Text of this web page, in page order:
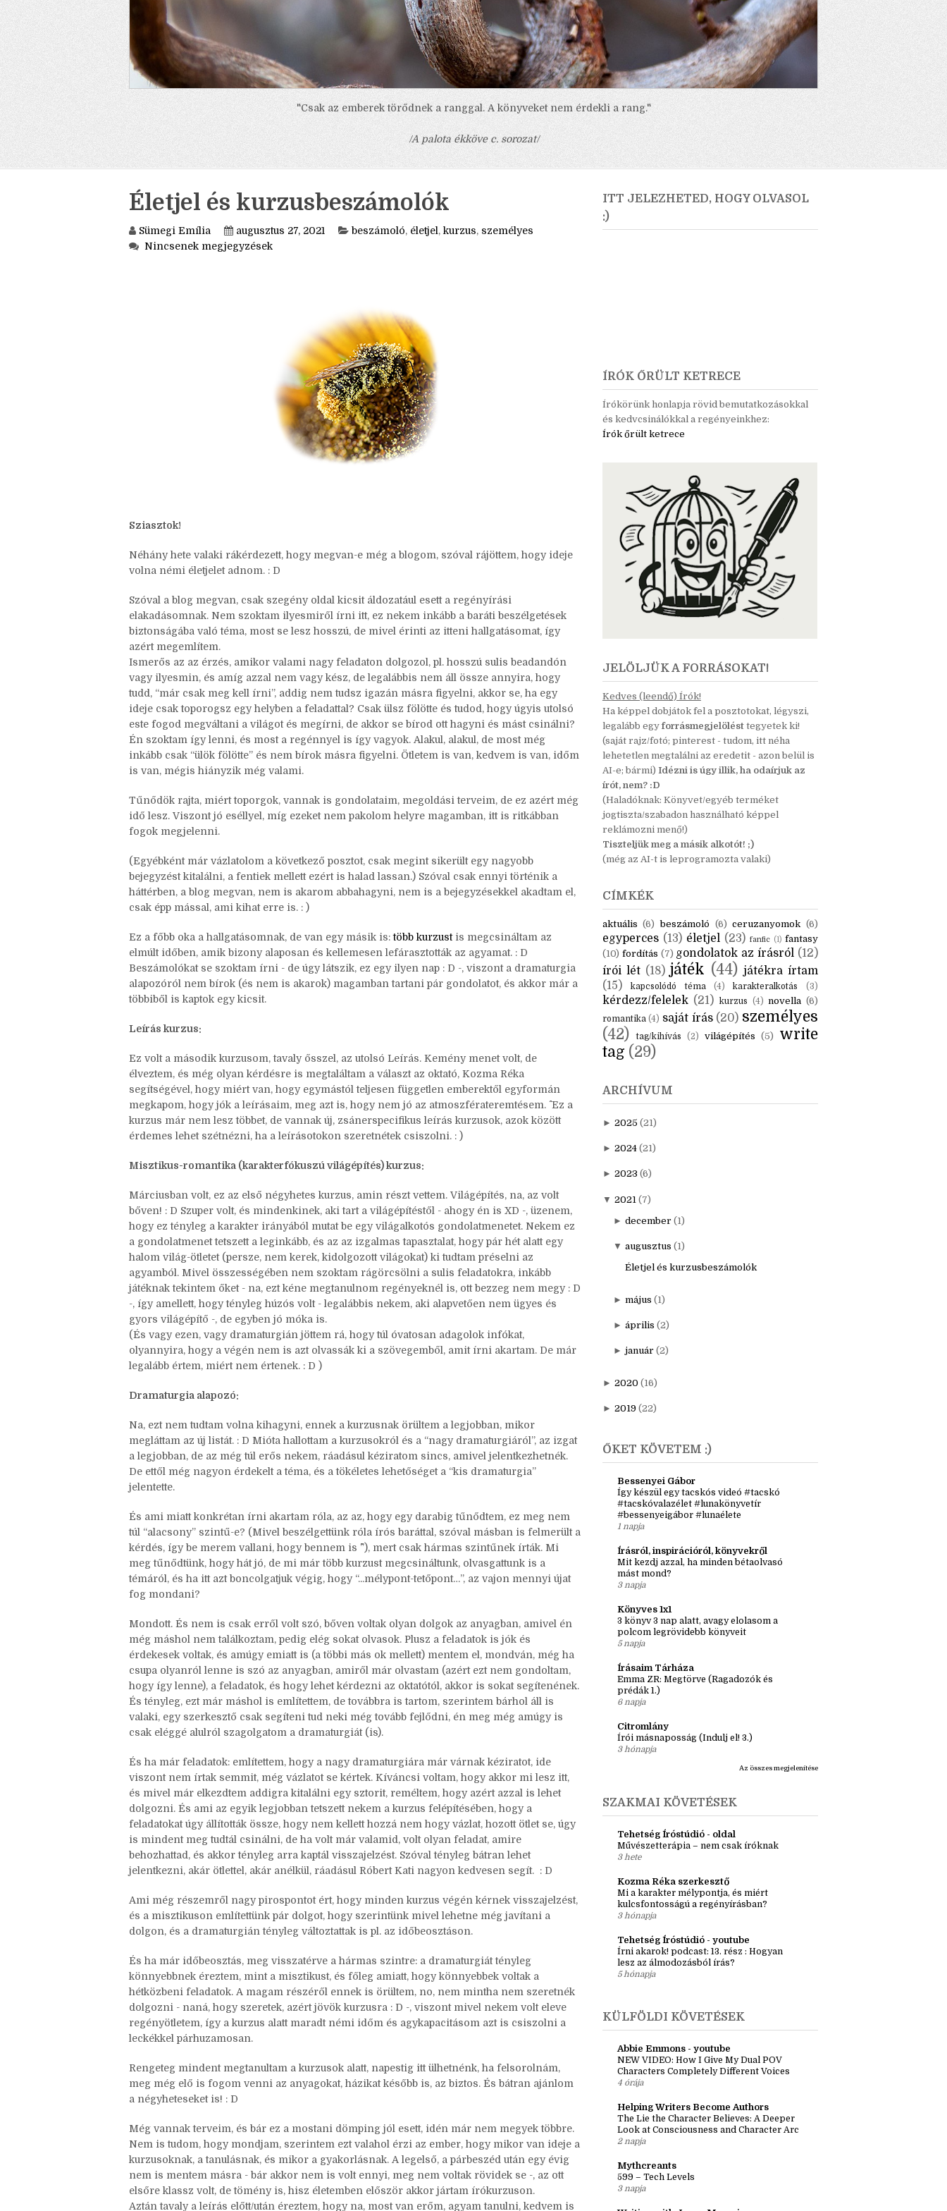
"Csak az emberek törődnek a ranggal. A könyveket nem érdekli a rang."
/A palota ékköve c. sorozat/
Életjel és kurzusbeszámolók
Sümegi Emília augusztus 27, 2021 beszámoló, életjel , kurzus, személyes
Nincsenek megjegyzések
Sziasztok!
Néhány hete valaki rákérdezett, hogy megvan-e még a blogom, szóval rájöttem, hogy ideje
volna némi életjelet adnom. : D
Szóval a blog megvan, csak szegény oldal kicsit áldozatául esett a regényírási
elakadásomnak. Nem szoktam ilyesmiről írni itt, ez nekem inkább a baráti beszélgetések
biztonságába való téma, most se lesz hosszú, de mivel érinti az itteni hallgatásomat, így
azért megemlítem.
Ismerős az az érzés, amikor valami nagy feladaton dolgozol, pl. hosszú sulis beadandón
vagy ilyesmin, és amíg azzal nem vagy kész, de legalábbis nem áll össze annyira, hogy
tudd, “már csak meg kell írni”, addig nem tudsz igazán másra figyelni, akkor se, ha egy
ideje csak toporogsz egy helyben a feladattal? Csak ülsz fölötte és tudod, hogy úgyis utolsó
este fogod megváltani a világot és megírni, de akkor se bírod ott hagyni és mást csinálni?
Én szoktam így lenni, és most a regénnyel is így vagyok. Alakul, alakul, de most még
inkább csak “ülök fölötte” és nem bírok másra figyelni. Ötletem is van, kedvem is van, időm
is van, mégis hiányzik még valami.
Tűnődök rajta, miért toporgok, vannak is gondolataim, megoldási terveim, de ez azért még
idő lesz. Viszont jó eséllyel, míg ezeket nem pakolom helyre magamban, itt is ritkábban
fogok megjelenni.
(Egyébként már vázlatolom a következő posztot, csak megint sikerült egy nagyobb
bejegyzést kitalálni, a fentiek mellett ezért is halad lassan.) Szóval csak ennyi történik a
háttérben, a blog megvan, nem is akarom abbahagyni, nem is a bejegyzésekkel akadtam el,
csak épp mással, ami kihat erre is. : )
Ez a főbb oka a hallgatásomnak, de van egy másik is:több kurzustis megcsináltam az
elmúlt időben, amik bizony alaposan és kellemesen lefárasztották az agyamat. : D
Beszámolókat se szoktam írni - de úgy látszik, ez egy ilyen nap : D -, viszont a dramaturgia
alapozóról nem bírok (és nem is akarok) magamban tartani pár gondolatot, és akkor már a
többiből is kaptok egy kicsit.
Leírás kurzus:
Ez volt a második kurzusom, tavaly ősszel, az utolsó Leírás. Kemény menet volt, de
élveztem, és még olyan kérdésre is megtaláltam a választ az oktató, Kozma Réka
segítségével, hogy miért van, hogy egymástól teljesen független emberektől egyformán
megkapom, hogy jók a leírásaim, meg azt is, hogy nem jó az atmoszférateremtésem. ^^ Ez a
kurzus már nem lesz többet, de vannak új, zsánerspecifikus leírás kurzusok, azok között
érdemes lehet szétnézni, ha a leírásotokon szeretnétek csiszolni. : )
Misztikus-romantika (karakterfókuszú világépítés) kurzus:
Márciusban volt, ez az első négyhetes kurzus, amin részt vettem. Világépítés, na, az volt
bőven! : D Szuper volt, és mindenkinek, aki tart a világépítéstől - ahogy én is XD -, üzenem,
hogy ez tényleg a karakter irányából mutat be egy világalkotós gondolatmenetet. Nekem ez
a gondolatmenet tetszett a leginkább, és az az izgalmas tapasztalat, hogy pár hét alatt egy
halom világ-ötletet (persze, nem kerek, kidolgozott világokat) ki tudtam préselni az
agyamból. Mivel összességében nem szoktam rágörcsölni a sulis feladatokra, inkább
játéknak tekintem őket - na, ezt kéne megtanulnom regényeknél is, ott bezzeg nem megy : D
-, így amellett, hogy tényleg húzós volt - legalábbis nekem, aki alapvetően nem ügyes és
gyors világépítő -, de egyben jó móka is.
(És vagy ezen, vagy dramaturgián jöttem rá, hogy túl óvatosan adagolok infókat,
olyannyira, hogy a végén nem is azt olvassák ki a szövegemből, amit írni akartam. De már
legalább értem, miért nem értenek. : D )
Dramaturgia alapozó:
Na, ezt nem tudtam volna kihagyni, ennek a kurzusnak örültem a legjobban, mikor
megláttam az új listát. : D Mióta hallottam a kurzusokról és a “nagy dramaturgiáról”, az izgat
a legjobban, de az még túl erős nekem, ráadásul kéziratom sincs, amivel jelentkezhetnék.
De ettől még nagyon érdekelt a téma, és a tökéletes lehetőséget a “kis dramaturgia”
jelentette.
És ami miatt konkrétan írni akartam róla, az az, hogy egy darabig tűnődtem, ez meg nem
túl “alacsony” szintű-e? (Mivel beszélgettünk róla írós baráttal, szóval másban is felmerült a
kérdés, így be merem vallani, hogy bennem is ^^”), mert csak hármas szintűnek írták. Mi
meg tűnődtünk, hogy hát jó, de mi már több kurzust megcsináltunk, olvasgattunk is a
témáról, és ha itt azt boncolgatjuk végig, hogy “...mélypont-tetőpont…”, az vajon mennyi újat
fog mondani?
Mondott. És nem is csak erről volt szó, bőven voltak olyan dolgok az anyagban, amivel én
még máshol nem találkoztam, pedig elég sokat olvasok. Plusz a feladatok is jók és
érdekesek voltak, és amúgy emiatt is (a többi más ok mellett) mentem el, mondván, még ha
csupa olyanról lenne is szó az anyagban, amiről már olvastam (azért ezt nem gondoltam,
hogy így lenne), a feladatok, és hogy lehet kérdezni az oktatótól, akkor is sokat segítenének.
És tényleg, ezt már máshol is említettem, de továbbra is tartom, szerintem bárhol áll is
valaki, egy szerkesztő csak segíteni tud neki még tovább fejlődni, én meg még amúgy is
csak eléggé alulról szagolgatom a dramaturgiát (is).
És ha már feladatok: említettem, hogy a nagy dramaturgiára már várnak kéziratot, ide
viszont nem írtak semmit, még vázlatot se kértek. Kíváncsi voltam, hogy akkor mi lesz itt,
és mivel már elkezdtem addigra kitalálni egy sztorit, reméltem, hogy azért azzal is lehet
dolgozni. És ami az egyik legjobban tetszett nekem a kurzus felépítésében, hogy a
feladatokat úgy állították össze, hogy nem kellett hozzá nem hogy vázlat, hozott ötlet se, úgy
is mindent meg tudtál csinálni, de ha volt már valamid, volt olyan feladat, amire
behozhattad, és akkor tényleg arra kaptál visszajelzést. Szóval tényleg bátran lehet
jelentkezni, akár ötlettel, akár anélkül, ráadásul Róbert Kati nagyon kedvesen segít. : D
Ami még részemről nagy pirospontot ért, hogy minden kurzus végén kérnek visszajelzést,
és a misztikuson említettünk pár dolgot, hogy szerintünk mivel lehetne még javítani a
dolgon, és a dramaturgián tényleg változtattak is pl. az időbeosztáson.
És ha már időbeosztás, meg visszatérve a hármas szintre: a dramaturgiát tényleg
könnyebbnek éreztem, mint a misztikust, és főleg amiatt, hogy könnyebbek voltak a
hétközbeni feladatok. A magam részéről ennek is örültem, no, nem mintha nem szeretnék
dolgozni - naná, hogy szeretek, azért jövök kurzusra : D -, viszont mivel nekem volt eleve
regényötletem, így a kurzus alatt maradt némi időm és agykapacitásom azt is csiszolni a
leckékkel párhuzamosan.
Rengeteg mindent megtanultam a kurzusok alatt, napestig itt ülhetnénk, ha felsorolnám,
meg még elő is fogom venni az anyagokat, házikat később is, az biztos. És bátran ajánlom
a négyheteseket is! : D
Még vannak terveim, és bár ez a mostani dömping jól esett, idén már nem megyek többre.
Nem is tudom, hogy mondjam, szerintem ezt valahol érzi az ember, hogy mikor van ideje a
kurzusoknak, a tanulásnak, és mikor a gyakorlásnak. A legelső, a párbeszéd után egy évig
nem is mentem másra - bár akkor nem is volt ennyi, meg nem voltak rövidek se -, az ott
elsőre klassz volt, de tömény is, hisz életemben először akkor jártam írókurzuson.
Aztán tavaly a leírás előtt/után éreztem, hogy na, most van erőm, agyam tanulni, kedvem is
ITT JELEZHETED, HOGY OLVASOL
:)
ÍRÓK ŐRÜLT KETRECE
Írókörünk honlapja rövid bemutatkozásokkal
és kedvcsinálókkal a regényeinkhez:
Írók őrült ketrece
JELÖLJÜK A FORRÁSOKAT!
Kedves (leendő) Írók!
Ha képpel dobjátok fel a posztotokat, légyszi,
legalább egyforrásmegjelölésttegyetek ki!
(saját rajz/fotó; pinterest - tudom, itt néha
lehetetlen megtalálni az eredetit - azon belül is
AI-e; bármi) Idézni is úgy illik, ha odaírjuk az
írót, nem? :D
(Haladóknak: Könyvet/egyéb terméket
jogtiszta/szabadon használható képpel
reklámozni menő!)
Tiszteljük meg a másik alkotót! ;)
(még az AI-t is leprogramozta valaki)
CÍMKÉK
aktuális (6) beszámoló (6) ceruzanyomok (6)
egyperces (13) életjel (23) fanfic (1) fantasy
(10) fordítás (7) gondolatok az írásról (12)
írói lét (18) játék (44) játékra írtam
(15)
kapcsolódó téma (4) karakteralkotás (3)
kérdezz/felelek (21) kurzus (4) novella (6)
romantika (4) saját írás (20) személyes
(42)
tag/kihívás (2) világépítés (5)
write
tag (29)
ARCHÍVUM
► 2025 (21)
► 2024 (21)
► 2023 (6)
▼ 2021 (7)
►december (1)
▼augusztus (1)
Életjel és kurzusbeszámolók
►május (1)
►április (2)
►január (2)
► 2020 (16)
► 2019 (22)
ŐKET KÖVETEM :)
Bessenyei Gábor
Így készül egy tacskós videó #tacskó
#tacskóvalazélet #lunakönyvetír
#bessenyeigábor #lunaélete
1 napja
Írásról, inspirációról, könyvekről
Mit kezdj azzal, ha minden bétaolvasó
mást mond?
3 napja
Könyves 1x1
3 könyv 3 nap alatt, avagy elolasom a
polcom legrövidebb könyveit
5 napja
Írásaim Tárháza
Emma ZR: Megtörve (Ragadozók és
prédák 1.)
6 napja
Citromlány
Írói másnaposság (Indulj el! 3.)
3 hónapja
Az összes megjelenítése
SZAKMAI KÖVETÉSEK
Tehetség Íróstúdió - oldal
Művészetterápia – nem csak íróknak
3 hete
Kozma Réka szerkesztő
Mi a karakter mélypontja, és miért
kulcsfontosságú a regényírásban?
3 hónapja
Tehetség Íróstúdió - youtube
Írni akarok! podcast: 13. rész : Hogyan
lesz az álmodozásból írás?
5 hónapja
KÜLFÖLDI KÖVETÉSEK
Abbie Emmons - youtube
NEW VIDEO: How I Give My Dual POV
Characters Completely Different Voices
4 órája
Helping Writers Become Authors
The Lie the Character Believes: A Deeper
Look at Consciousness and Character Arc
2 napja
Mythcreants
599 – Tech Levels
3 napja